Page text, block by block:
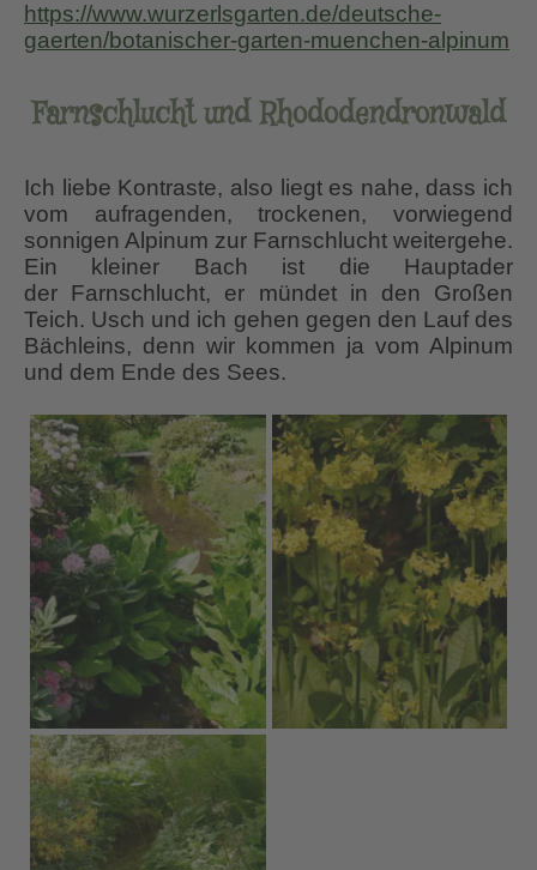
https://www.wurzerlsgarten.de/deutsche-
gaerten/botanischer-garten-muenchen-alpinum
Farnschlucht und Rhododendronwald
Ich liebe Kontraste, also liegt es nahe, dass ich
vom aufragenden, trockenen, vorwiegend
sonnigen Alpinum zur Farnschlucht weitergehe.
Ein kleiner Bach ist die Hauptader
der Farnschlucht, er mündet in den Großen
Teich. Usch und ich gehen gegen den Lauf des
Bächleins, denn wir kommen ja vom Alpinum
und dem Ende des Sees.